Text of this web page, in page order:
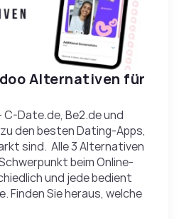
Alternativen für
Date.de, Be2.de und
den besten Dating-Apps,
sind. Alle 3 Alternativen
beim Online-
und jede bedient
Finden Sie heraus, welche